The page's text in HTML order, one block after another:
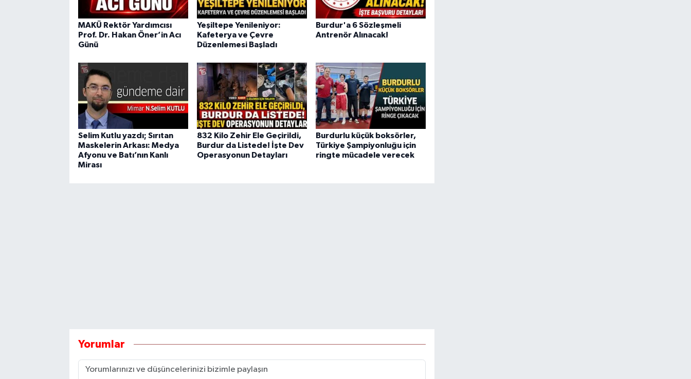
MAKÜ Rektör Yardımcısı
Prof. Dr. Hakan Öner’in Acı
Günü
Yeşiltepe Yenileniyor:
Kafeterya ve Çevre
Düzenlemesi Başladı
Burdur'a 6 Sözleşmeli
Antrenör Alınacak!
Selim Kutlu yazdı; Sırıtan
Maskelerin Arkası: Medya
Afyonu ve Batı’nın Kanlı
Mirası
832 Kilo Zehir Ele Geçirildi,
Burdur da Listede! İşte Dev
Operasyonun Detayları
Burdurlu küçük boksörler,
Türkiye Şampiyonluğu için
ringte mücadele verecek
Yorumlar